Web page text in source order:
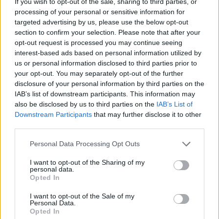
processing of your personal or sensitive information for
targeted advertising by us, please use the below opt-out
section to confirm your selection. Please note that after your
opt-out request is processed you may continue seeing
interest-based ads based on personal information utilized by
us or personal information disclosed to third parties prior to
your opt-out. You may separately opt-out of the further
disclosure of your personal information by third parties on the
IAB’s list of downstream participants. This information may
also be disclosed by us to third parties on the IAB’s List of
Downstream Participants that may further disclose it to other
Please note that this website/app uses one or more Google
not limited to your visit or usage behaviour. You may click to
grant or deny consent to Google and its third-party tags to
use your data for below specified purposes in below Google
consent section.
Personal Data Processing Opt Outs
I want to opt-out of the Sharing of my
personal data.
Opted In
I want to opt-out of the Sale of my
Personal Data.
Opted In
közeledő tragédia ellen...
Érdekes keretet ad a történetnek az az írói fogás,
hogy az idős Mária emlékszik vissza a Budán töltött
évekre, a kezdetektől egészen a szomorú végjátékig,
amelynek során megismerhetjük a fiatalok
rakoncátlanságát, de ugyanakkor sokszor
megdöbbentő felnőttségét is. Lajos tisztában volt
azzal, hogy Máriának jobbak az uralkodói
képességei, mint az övé, ezért hallgatott rá, az ifjú
királynő pedig meg is próbált mindent, hogy rendbe
tegye a királyság pénzügyeit, azonban erre sajnos
nem volt elég ideje. A magyar urak viselkedésével,
széthúzásával és birtokéhségével nem tudott mit
Lajossal, hiszen túl fiatalok és tapasztalatlanok
voltak még. Szomorú végignézni, hogyan látja be a
már idős Mária, hogy milyen hibákat követett el
fiatal korában, de abban a helyzetben egy már
tapasztalt uralkodónak is nehéz dolga lett volna,